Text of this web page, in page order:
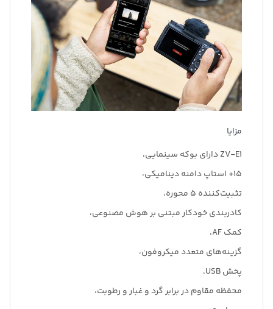
مزایا
ZV-E1 دارای بوکه سینمایی،
15+ استاپ دامنه دینامیکی،
تثبیت‌کننده 5 محوره،
کادربندی خودکار مبتنی بر هوش مصنوعی،
کمک AF،
گزینه‌های متعدد میکروفون،
پخش USB،
محفظه مقاوم در برابر گرد و غبار و رطوبت،